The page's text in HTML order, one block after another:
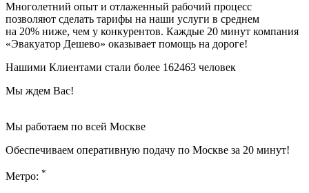
Многолетний опыт и отлаженный рабочий процесс
позволяют сделать тарифы на наши услуги в среднем
на 20% ниже, чем у конкурентов. Каждые 20 минут компания
«Эвакуатор Дешево» оказывает помощь на дороге!
Нашими Клиентами стали более 162463 человек
Мы ждем Вас!
Мы работаем по всей Москве
Обеспечиваем оперативную подачу по Москве за 20 минут!
Метро: *